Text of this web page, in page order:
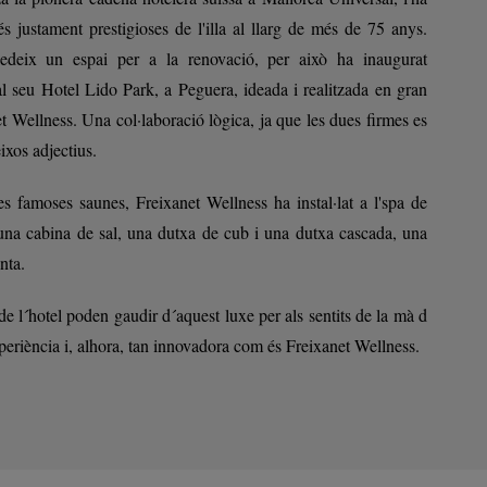
justament prestigioses de l'illa al llarg de més de 75 anys.
un espai per a la renovació, per això ha inaugurat
seu Hotel Lido Park, a Peguera, ideada i realitzada en gran
Wellness. Una col·laboració lògica, ja que les dues firmes es
adjectius.
famoses saunes, Freixanet Wellness ha instal·lat a l'spa de
cabina de sal, una dutxa de cub i una dutxa cascada, una
l´hotel poden gaudir d´aquest luxe per als sentits de la mà d
i, alhora, tan innovadora com és Freixanet Wellness.